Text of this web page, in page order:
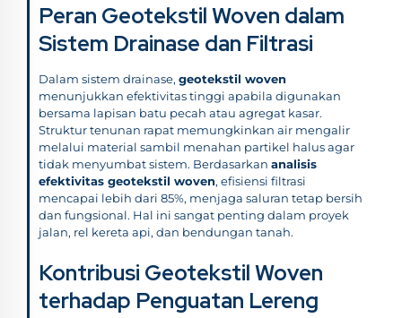
Peran Geotekstil Woven dalam
Sistem Drainase dan Filtrasi
Dalam sistem drainase, geotekstil woven
menunjukkan efektivitas tinggi apabila digunakan
bersama lapisan batu pecah atau agregat kasar.
Struktur tenunan rapat memungkinkan air mengalir
melalui material sambil menahan partikel halus agar
tidak menyumbat sistem. Berdasarkan analisis
efektivitas geotekstil woven, efisiensi filtrasi
mencapai lebih dari 85%, menjaga saluran tetap bersih
dan fungsional. Hal ini sangat penting dalam proyek
jalan, rel kereta api, dan bendungan tanah.
Kontribusi Geotekstil Woven
terhadap Penguatan Lereng